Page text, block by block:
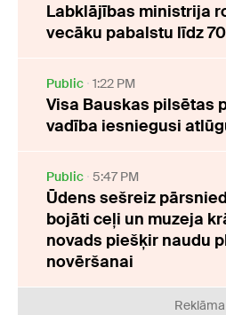
Labklājības ministrija
vecāku pabalstu līdz
Public 1:22 PM
Visa Bauskas pilsētas
vadība iesniegusi
Public 5:47 PM
Ūdens sešreiz
bojāti ceļi un muzeja
novads piešķir naudu
novēršanai
Reklāma